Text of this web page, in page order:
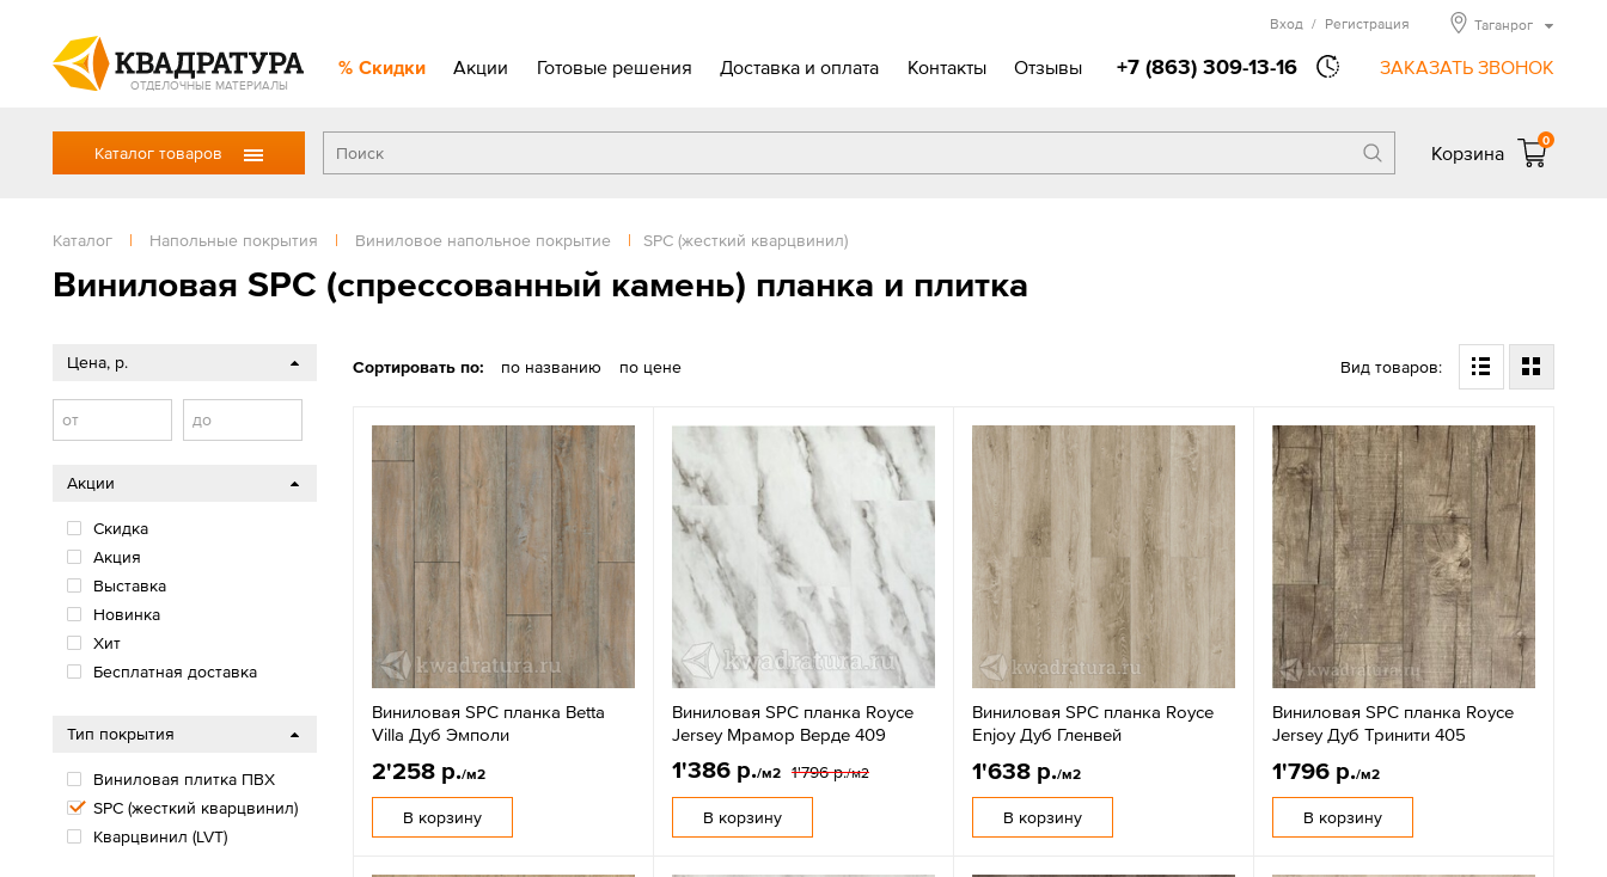
ОТДЕЛОЧНЫЕ МАТЕРИАЛЫ
Скидки Акции Готовые решения Доставка и оплата Контакты Отзывы +7 (863) 309-13-16 ЗАКАЗАТЬ ЗВОНОК
Вход / Регистрация Таганрог
Каталог товаров Корзина
0
Каталог | Напольные покрытия | Виниловое напольное покрытие | SPС (жесткий кварцвинил)
Виниловая SPС (спрессованный камень) планка и плитка
Сортировать по: по названию по цене Вид товаров:
Виниловая SPC планка Betta
Villa Дуб Эмполи
2'258 р./м2
В корзину
Виниловая SPC планка Royce
Jersey Мрамор Верде 409
1'386 р./м2 1'796 р./м2
В корзину
Виниловая SPC планка Royce
Enjoy Дуб Гленвей
1'638 р./м2
В корзину
Виниловая SPC планка Royce
Jersey Дуб Тринити 405
1'796 р./м2
В корзину
Цена, р.
от до
Акции
Скидка
Акция
Выставка
Новинка
Хит
Бесплатная доставка
Тип покрытия
Виниловая плитка ПВХ
SPС (жесткий кварцвинил)
Кварцвинил (LVT)